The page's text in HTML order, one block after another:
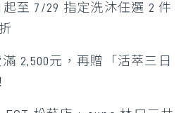
至 7/29 指定洗沐任選 2 件
2,500元，再贈「活萃三日